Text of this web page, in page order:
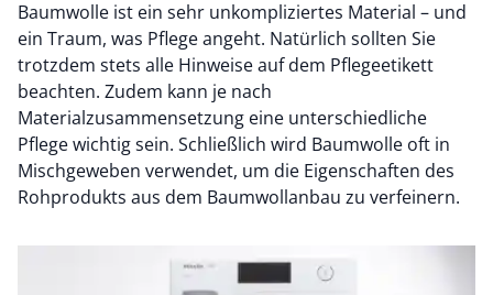
Baumwolle ist ein sehr unkompliziertes Material – und
ein Traum, was Pflege angeht. Natürlich sollten Sie
trotzdem stets alle Hinweise auf dem Pflegeetikett
beachten. Zudem kann je nach
Materialzusammensetzung eine unterschiedliche
Pflege wichtig sein. Schließlich wird Baumwolle oft in
Mischgeweben verwendet, um die Eigenschaften des
Rohprodukts aus dem Baumwollanbau zu verfeinern.